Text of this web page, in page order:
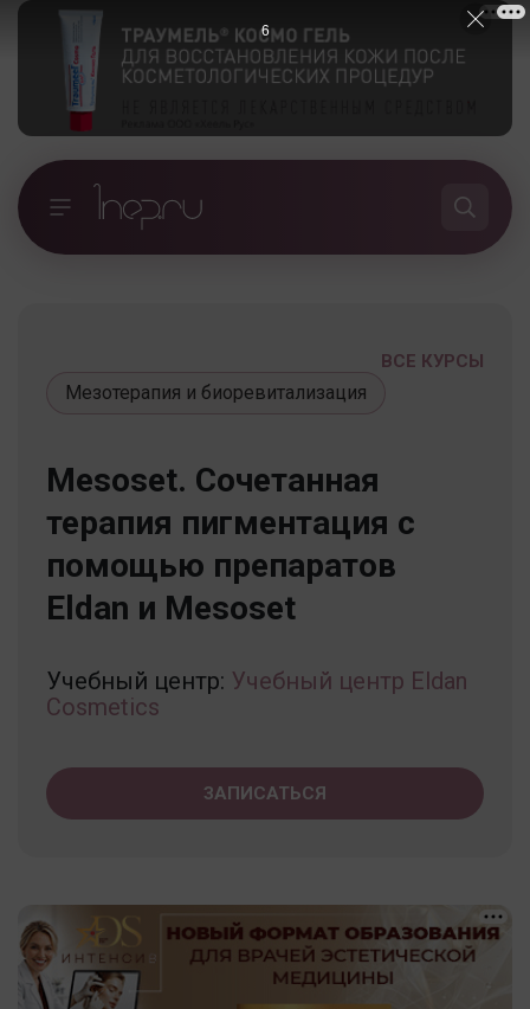
ВСЕ КУРСЫ
Мезотерапия и биоревитализация
Mesoset. Сочетанная
терапия пигментация с
помощью препаратов
Eldan и Mesoset
Учебный центр: Учебный центр Eldan
Cosmetics
ЗАПИСАТЬСЯ
5